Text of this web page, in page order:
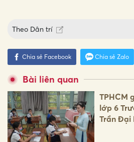
Theo Dân trí
Chia sẻ Facebook Chia sẻ Zalo
Bài liên quan
TPHCM
lớp 6
Trần Đại